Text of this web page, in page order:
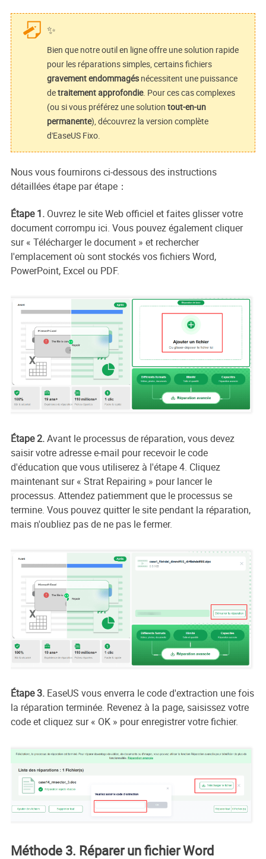
✨
Bien que notre outil en ligne offre une solution rapide
pour les réparations simples, certains fichiers
gravement endommagésnécessitent une puissance
detraitement approfondie. Pour ces cas complexes
(ou si vous préférez une solution tout-en-un
permanente), découvrez la version complète
d'EaseUS Fixo.
Nous vous fournirons ci-dessous des instructions
détaillées étape par étape：
Étape 1.Ouvrez le site Web officiel et faites glisser votre
document corrompu ici. Vous pouvez également cliquer
sur « Télécharger le document » et rechercher
l'emplacement où sont stockés vos fichiers Word,
PowerPoint, Excel ou PDF.
Étape 2.Avant le processus de réparation, vous devez
saisir votre adresse e-mail pour recevoir le code
d'éducation que vous utiliserez à l'étape 4. Cliquez
maintenant sur « Strat Repairing » pour lancer le
processus. Attendez patiemment que le processus se
termine. Vous pouvez quitter le site pendant la réparation,
mais n'oubliez pas de ne pas le fermer.
Étape 3.EaseUS vous enverra le code d'extraction une fois
la réparation terminée. Revenez à la page, saisissez votre
code et cliquez sur « OK » pour enregistrer votre fichier.
Méthode 3. Réparer un fichier Word